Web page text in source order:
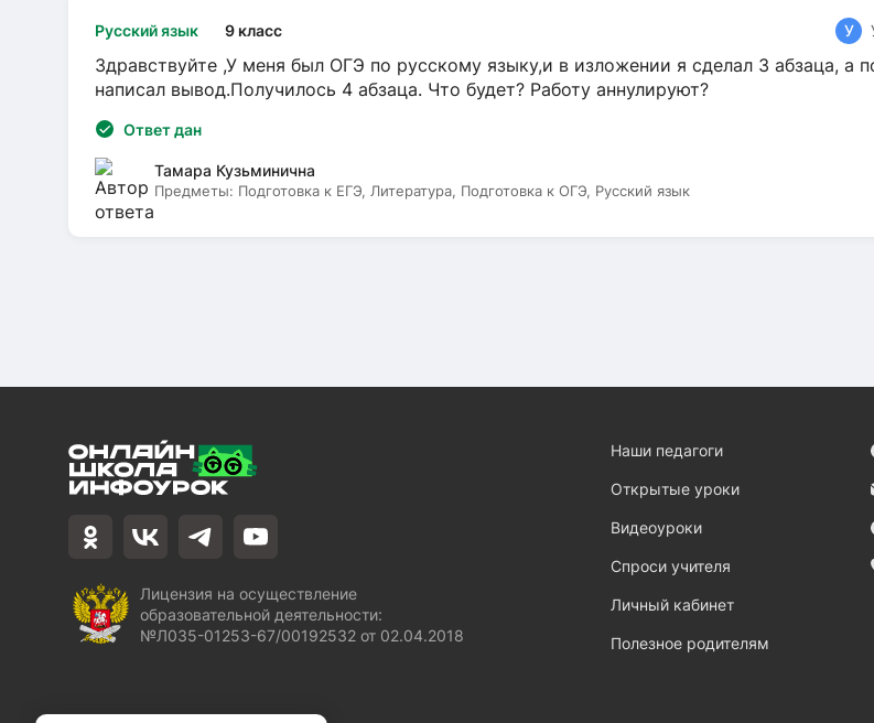
Русский язык 9 класс У
Здравствуйте ,У меня был ОГЭ по русскому языку,и в изложении я сделал 3 абзаца, а
написал вывод.Получилось 4 абзаца. Что будет? Работу аннулируют?
Ответ дан
Тамара Кузьминична
Предметы: Подготовка к ЕГЭ, Литература, Подготовка к ОГЭ, Русский язык
Лицензия на осуществление
образовательной деятельности:
№Л035-01253-67/00192532 от 02.04.2018
Наши педагоги
Открытые уроки
Видеоуроки
Спроси учителя
Личный кабинет
Полезное родителям